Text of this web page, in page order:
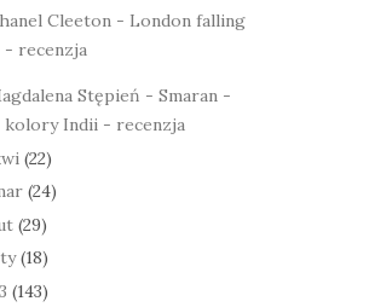
Cleeton - London falling
- recenzja
Stępień - Smaran -
kolory Indii - recenzja
(22)
(24)
(29)
(18)
(143)